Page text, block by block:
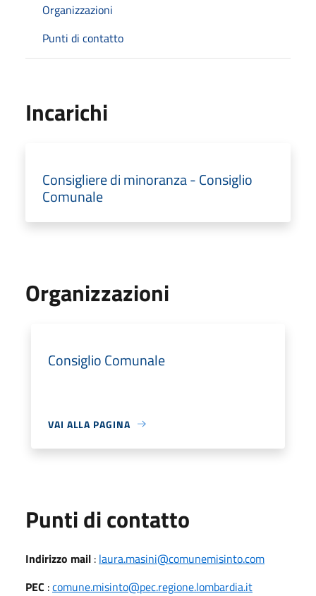
Organizzazioni
Punti di contatto
Incarichi
Consigliere di minoranza - Consiglio
Comunale
Organizzazioni
Consiglio Comunale
VAI ALLA PAGINA
Punti di contatto
Indirizzo mail : laura.masini@comunemisinto.com
PEC :comune.misinto@pec.regione.lombardia.it